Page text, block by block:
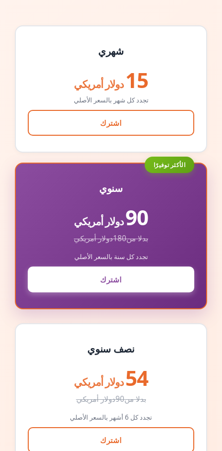
شهري
15 دولار أمريكي
تجدد كل شهر بالسعر الأصلي
اشترك
الأكثر توفيرًا
سنوي
90دولار أمريكي
بدلا من180دولار أمريكي
تجدد كل سنة بالسعر الأصلي
اشترك
نصف سنوي
54 دولار أمريكي
بدلا من90دولار أمريكي
تجدد كل 6 أشهر بالسعر الأصلي
اشترك